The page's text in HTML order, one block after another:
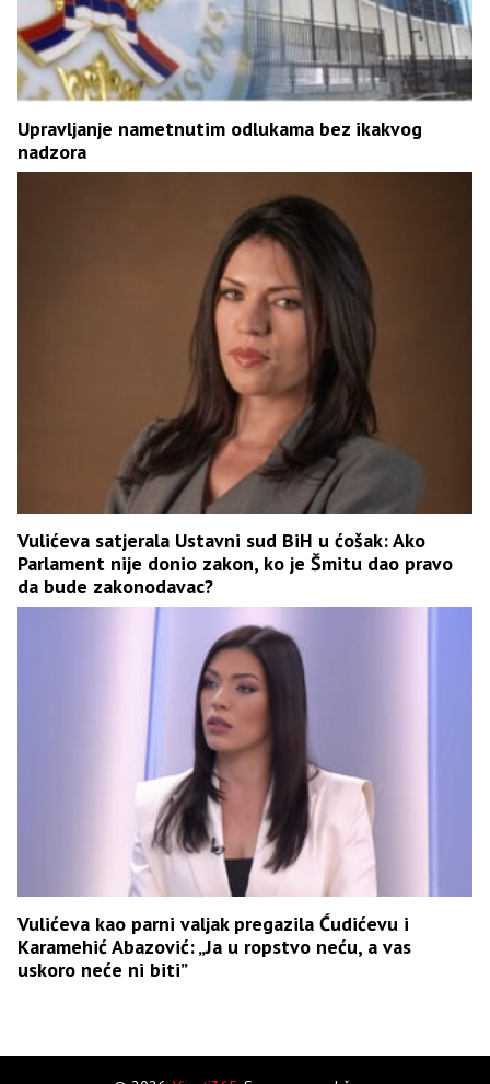
Upravljanje nametnutim odlukama bez ikakvog
nadzora
Vulićeva satjerala Ustavni sud BiH u ćošak: Ako
Parlament nije donio zakon, ko je Šmitu dao pravo
da bude zakonodavac?
Vulićeva kao parni valjak pregazila Ćudićevu i
Karamehić Abazović: „Ja u ropstvo neću, a vas
uskoro neće ni biti”